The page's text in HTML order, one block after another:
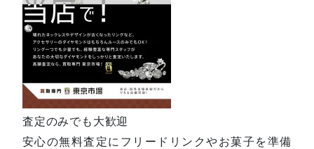
査定のみでも大歓迎
安心の無料査定にフリードリンクやお菓子を準備